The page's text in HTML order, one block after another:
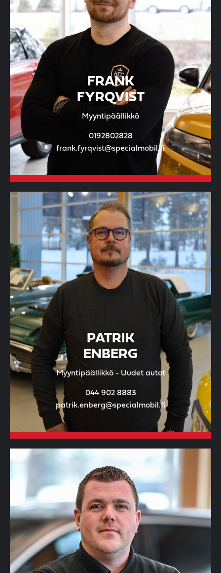
FRANK
FYRQVIST
Myyntipäällikkö
0192802828
frank.fyrqvist@specialmobil.fi
PATRIK
ENBERG
Myyntipäällikkö - Uudet autot
044 902 8883
patrik.enberg@specialmobil.fi